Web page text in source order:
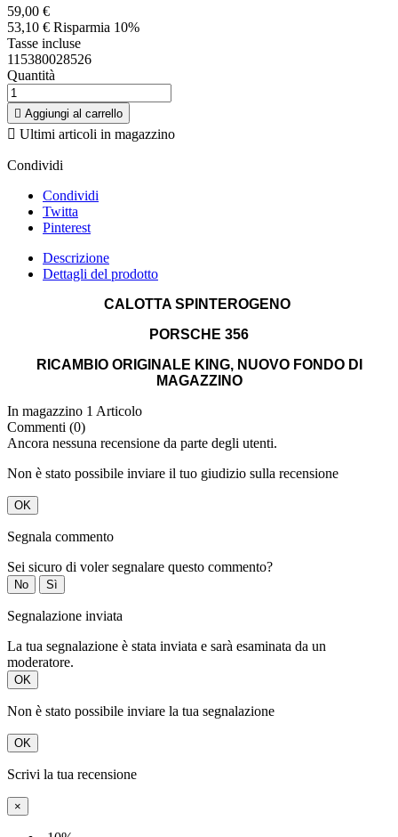
59,00 €
53,10 € Risparmia 10%
Tasse incluse
115380028526
Quantità
 Aggiungi al carrello
 Ultimi articoli in magazzino
Condividi
Condividi
Twitta
Pinterest
Descrizione
Dettagli del prodotto
CALOTTA SPINTEROGENO
PORSCHE 356
RICAMBIO ORIGINALE KING, NUOVO FONDO DI
MAGAZZINO
In magazzino 1 Articolo
Commenti (0)
Ancora nessuna recensione da parte degli utenti.
Non è stato possibile inviare il tuo giudizio sulla recensione
OK
Segnala commento
Sei sicuro di voler segnalare questo commento?
No Sì
Segnalazione inviata
La tua segnalazione è stata inviata e sarà esaminata da un
moderatore.
OK
Non è stato possibile inviare la tua segnalazione
OK
Scrivi la tua recensione
×